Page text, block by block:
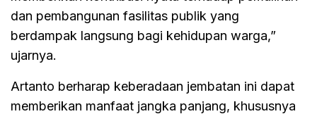
dan pembangunan fasilitas publik yang
berdampak langsung bagi kehidupan warga,”
ujarnya.
Artanto berharap keberadaan jembatan ini dapat
memberikan manfaat jangka panjang, khususnya